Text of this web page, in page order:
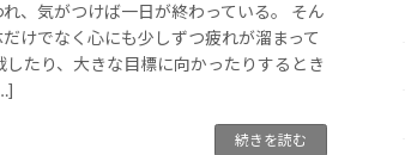
、気がつけば一日が終わっている。 そん
けでなく心にも少しずつ疲れが溜まって
たり、大きな目標に向かったりするとき
続きを読む